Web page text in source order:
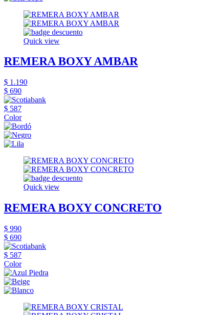
Quick view
REMERA BOXY AMBAR
$ 1.190
$ 690
$ 587
Color
Quick view
REMERA BOXY CONCRETO
$ 990
$ 690
$ 587
Color